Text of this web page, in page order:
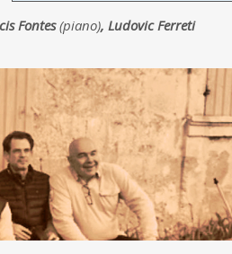
Fontes(piano), Ludovic Ferreti